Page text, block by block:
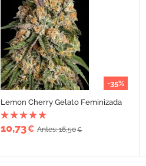
-35%
Lemon Cherry Gelato Feminizada
10,73€ Antes: 16,50€